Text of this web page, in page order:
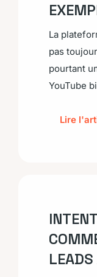
La
pas
pourtant
YouTube
Lire